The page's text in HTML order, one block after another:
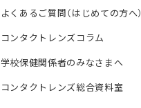
よくあるご質問（はじめての方へ）
コンタクトレンズコラム
学校保健関係者のみなさまへ
コンタクトレンズ総合資料室